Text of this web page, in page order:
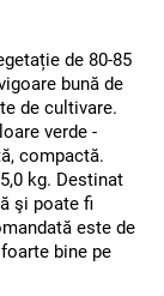
de 80-85
bună de
de cultivare.
verde -
compactă.
kg. Destinat
şi poate fi
este de
bine pe